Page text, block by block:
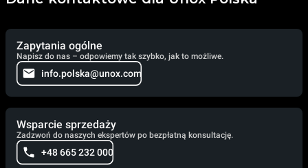
Zapytania ogólne
Napisz do nas – odpowiemy tak szybko, jak to możliwe.
info.polska@unox.com
Wsparcie sprzedaży
Zadzwoń do naszych ekspertów po bezpłatną konsultację.
+48 665 232 000